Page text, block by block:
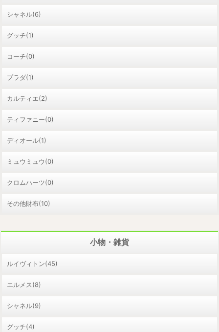
シャネル(6)
グッチ(1)
コーチ(0)
プラダ(1)
カルティエ(2)
ティファニー(0)
ディオール(1)
ミュウミュウ(0)
クロムハーツ(0)
その他財布(10)
小物・雑貨
ルイヴィトン(45)
エルメス(8)
シャネル(9)
グッチ(4)